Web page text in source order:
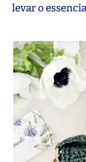
levar o